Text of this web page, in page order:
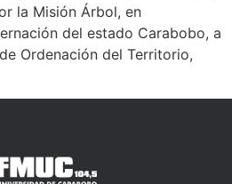
la Misión Árbol, en
del estado Carabobo, a
Ordenación del Territorio,